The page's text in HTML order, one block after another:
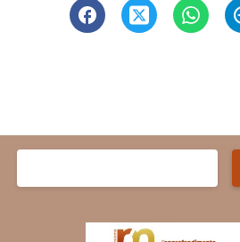
Ricerca